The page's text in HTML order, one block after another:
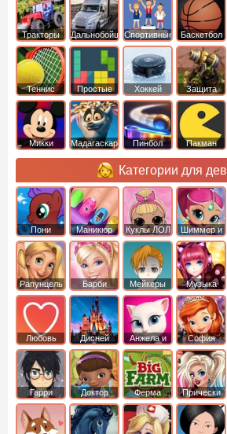
Тракторы ДальнобойщикиСпортивные Баскетбол
Теннис Простые Хоккей
Защита
башни
Микки
Мадагаскар Пинбол Пакман
Категории для
Пони
креатор
Маникюр Куклы ЛОЛ
Шиммер и
Шайн
Рапунцель Барби Мейкеры Музыка
Любовь Дисней
Анжела и
том
София
Прекрасная
Гарри
Поттер
Доктор
Плюшева
Ферма Прически